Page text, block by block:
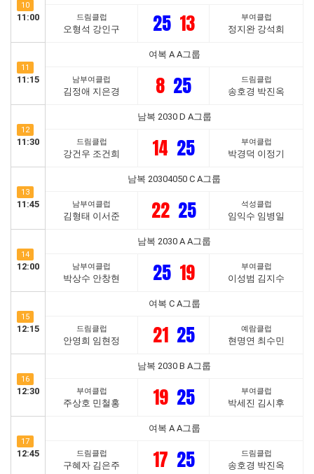
10
11:00 드림클럽
오형석 강인구 25 13 부여클럽
정지완 강석희
11
11:15
여복 A A그룹
남부여클럽
김정애 지은경 8 25 드림클럽
송호경 박진옥
12
11:30
남복 2030 D A그룹
드림클럽
강건우 조건희 14 25 부여클럽
박경덕 이정기
13
11:45
남복 20304050 C A그룹
남부여클럽
김형태 이서준 22 25 석성클럽
임익수 임병일
14
12:00
남복 2030 A A그룹
남부여클럽
박상수 안창현 25 19 부여클럽
이성범 김지수
15
12:15
여복 C A그룹
드림클럽
안영희 임현정 21 25 예람클럽
현명연 최수민
16
12:30
남복 2030 B A그룹
부여클럽
주상호 민철홍 19 25 부여클럽
박세진 김시후
17
12:45
여복 A A그룹
드림클럽
구혜자 김은주 17 25 드림클럽
송호경 박진옥